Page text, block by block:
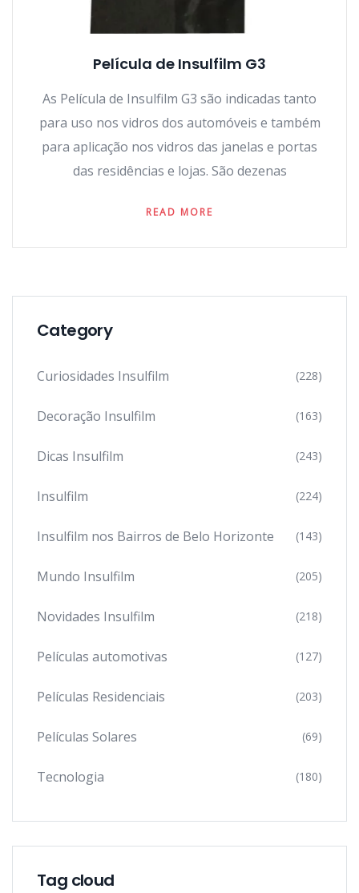
Película de Insulfilm G3
As Película de Insulfilm G3 são indicadas tanto
para uso nos vidros dos automóveis e também
para aplicação nos vidros das janelas e portas
das residências e lojas. São dezenas
READ MORE
Category
Curiosidades Insulfilm (228)
Decoração Insulfilm (163)
Dicas Insulfilm (243)
Insulfilm (224)
Insulfilm nos Bairros de Belo Horizonte (143)
Mundo Insulfilm (205)
Novidades Insulfilm (218)
Películas automotivas (127)
Películas Residenciais (203)
Películas Solares (69)
Tecnologia (180)
Tag cloud